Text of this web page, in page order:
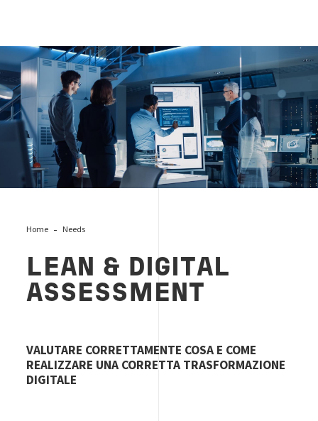
lean-digital
Home Needs
LEAN & DIGITAL
ASSESSMENT
VALUTARE CORRETTAMENTE COSA E COME
REALIZZARE UNA CORRETTA TRASFORMAZIONE
DIGITALE